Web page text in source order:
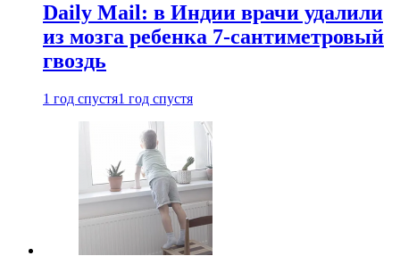
Daily Mail: в Индии врачи удалили
из мозга ребенка 7-сантиметровый
гвоздь
1 год спустя1 год спустя